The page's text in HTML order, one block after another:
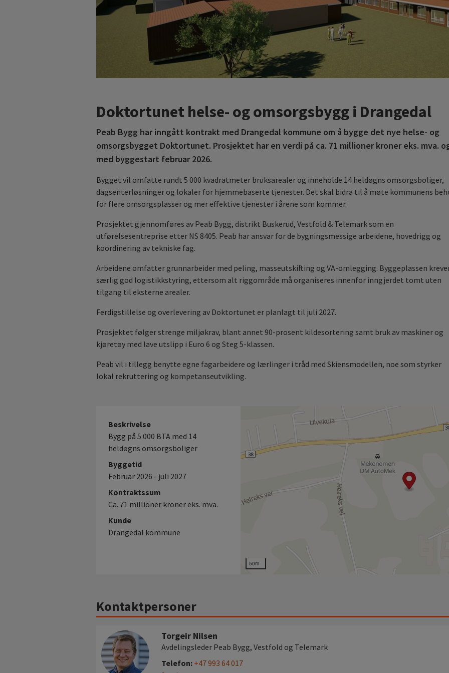
Doktortunet helse- og omsorgsbygg i Drangedal
Peab Bygg har inngått kontrakt med Drangedal kommune om å bygge det nye helse- og
omsorgsbygget Doktortunet. Prosjektet har en verdi på ca. 71 millioner kroner eks. mva.
med byggestart februar 2026.
Bygget vil omfatte rundt 5 000 kvadratmeter bruksarealer og inneholde 14 heldøgns omsorgsboliger,
dagsenterløsninger og lokaler for hjemmebaserte tjenester. Det skal bidra til å møte kommunens
for flere omsorgsplasser og mer effektive tjenester i årene som kommer.
Prosjektet gjennomføres av Peab Bygg, distrikt Buskerud, Vestfold & Telemark som en
utførelsesentreprise etter NS 8405. Peab har ansvar for de bygningsmessige arbeidene, hovedrigg og
koordinering av tekniske fag.
Arbeidene omfatter grunnarbeider med peling, masseutskifting og VA‑omlegging. Byggeplassen
særlig god logistikkstyring, ettersom alt riggområde må organiseres innenfor inngjerdet tomt uten
tilgang til eksterne arealer.
Ferdigstillelse og overlevering av Doktortunet er planlagt til juli 2027.
Prosjektet følger strenge miljøkrav, blant annet 90-prosent kildesortering samt bruk av maskiner og
kjøretøy med lave utslipp i Euro 6 og Steg 5‑klassen.
Peab vil i tillegg benytte egne fagarbeidere og lærlinger i tråd med Skiensmodellen, noe som styrker
lokal rekruttering og kompetanseutvikling.
Beskrivelse
Bygg på 5 000 BTA med 14
heldøgns omsorgsboliger
Byggetid
Februar 2026 - juli 2027
Kontraktssum
Ca. 71 millioner kroner eks. mva.
Kunde
Drangedal kommune
50m
Kontaktpersoner
Torgeir Nilsen
Avdelingsleder Peab Bygg, Vestfold og Telemark
Telefon: +47 993 64 017